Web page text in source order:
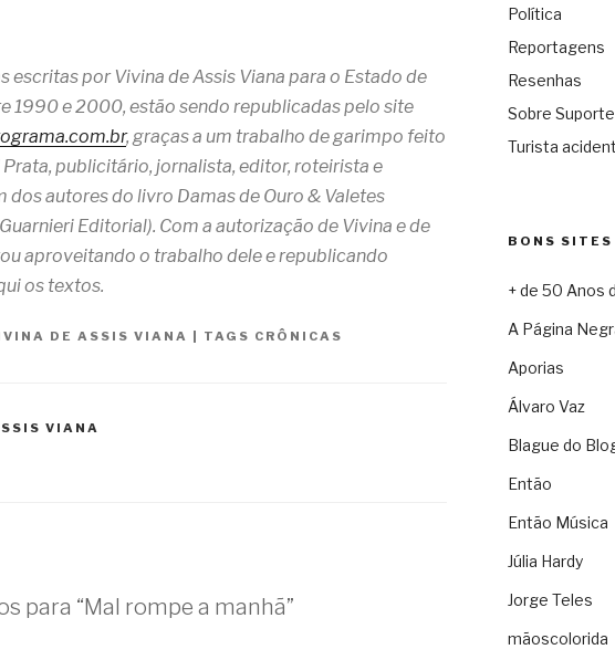
escritas por Vivina de Assis Viana para o Estado de
1990 e 2000, estão sendo republicadas pelo site
, graças a um trabalho de garimpo feito
publicitário, jornalista, editor, roteirista e
dos autores do livro Damas de Ouro & Valetes
Editorial). Com a autorização de Vivina e de
aproveitando o trabalho dele e republicando
os textos.
DE ASSIS VIANA | TAGS CRÔNICAS
VIANA
para “Mal rompe a manhã”
Política
Reportagens
Resenhas
Sobre
Turista
BONS SITES
+ de 50 Anos
A Página
Aporias
Álvaro Vaz
Blague do
Então
Então Música
Júlia Hardy
Jorge Teles
mãoscolorida